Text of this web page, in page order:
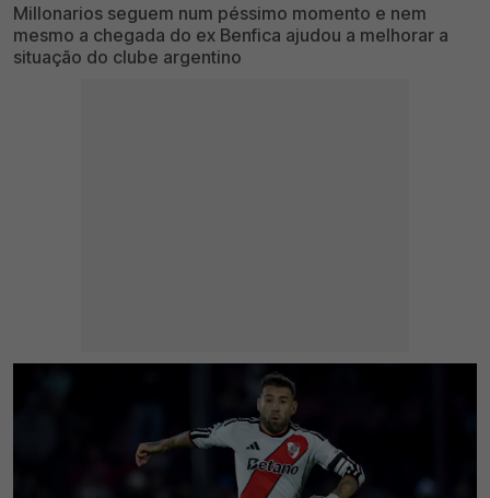
Millonarios seguem num péssimo momento e nem
mesmo a chegada do ex Benfica ajudou a melhorar a
situação do clube argentino